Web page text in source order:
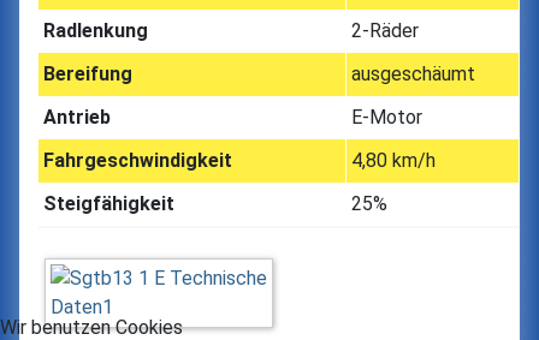
Radlenkung
2-Räder
Bereifung
ausgeschäumt
Antrieb
E-Motor
Fahrgeschwindigkeit
4,80 km/h
Steigfähigkeit
25%
Wir benutzen Cookies